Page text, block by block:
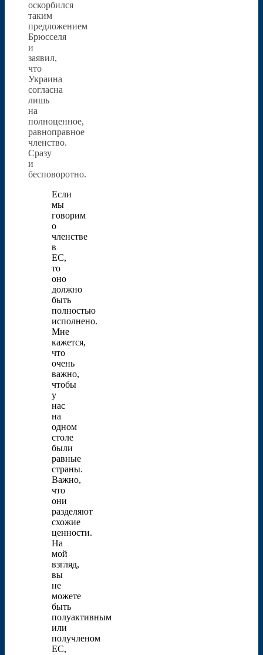
оскорбился
таким
предложением
Брюсселя
и
заявил,
что
Украина
согласна
лишь
на
полноценное,
равноправное
членство.
Сразу
и
бесповоротно.
Если
мы
говорим
о
членстве
в
ЕС,
то
оно
должно
быть
полностью
исполнено.
Мне
кажется,
что
очень
важно,
чтобы
у
нас
на
одном
столе
были
равные
страны.
Важно,
что
они
разделяют
схожие
ценности.
На
мой
взгляд,
вы
не
можете
быть
полуактивным
или
получленом
ЕС,